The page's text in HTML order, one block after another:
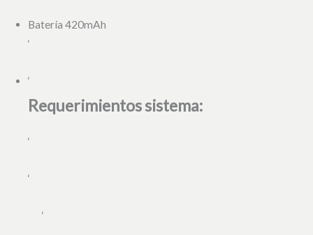
Batería 420mAh
‘
‘
Requerimientos sistema:
‘
‘
‘